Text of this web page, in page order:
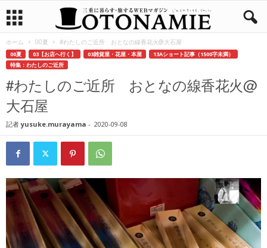
ホーム 00夏 #わたしのご近所 おとなの線香花火@大石屋
00夏 03【お店へ行く】 03雑貨屋・花屋・本屋
13Aショート記事（1500字未満）
特集：わたしのご近所
#わたしのご近所 おとなの線香花火@
大石屋
記者 yusuke.murayama - 2020-09-08